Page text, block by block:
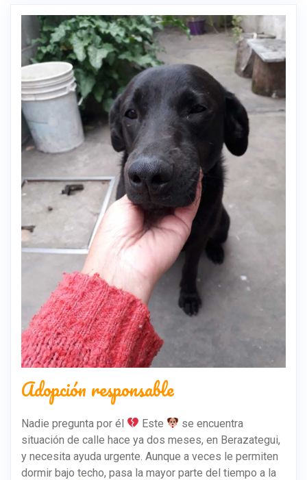
Adopción responsable
Nadie pregunta por él Este
se encuentra
situación de calle hace ya dos meses, en Berazategui,
y necesita ayuda urgente. Aunque a veces le permiten
dormir bajo techo, pasa la mayor parte del tiempo a la